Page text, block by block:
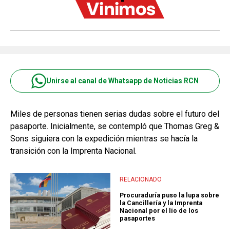
Unirse al canal de Whatsapp de Noticias RCN
Miles de personas tienen serias dudas sobre el futuro del
pasaporte. Inicialmente, se contempló que Thomas Greg &
Sons siguiera con la expedición mientras se hacía la
transición con la Imprenta Nacional.
RELACIONADO
Procuraduría puso la lupa sobre
la Cancillería y la Imprenta
Nacional por el lío de los
pasaportes